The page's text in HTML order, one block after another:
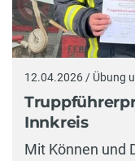
12.04.2026 / Übung
Innkreis
Mit Können und